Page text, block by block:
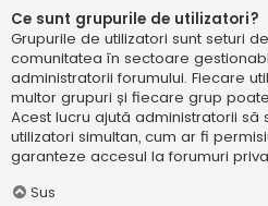
Ce sunt grupurile de utilizatori?
Grupurile de utilizatori sunt seturi
comunitatea în sectoare
administratorii forumului. Fiecare
multor grupuri și fiecare grup
Acest lucru ajută administratorii
utilizatori simultan, cum ar fi
garanteze accesul la forumuri
Sus